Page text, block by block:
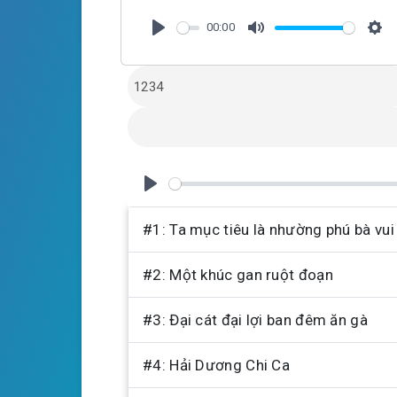
00:00
P
l
a
y
#1: Ta mục tiêu là nhường phú bà vui
#2: Một khúc gan ruột đoạn
#3: Đại cát đại lợi ban đêm ăn gà
#4: Hải Dương Chi Ca